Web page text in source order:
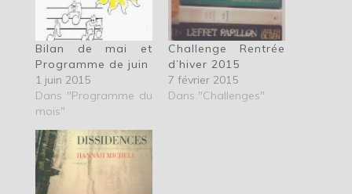
Bilan de mai et
Programme de juin
1 juin 2015
Dans "Programme du
mois"
Challenge Rentrée
d’hiver 2015
7 février 2015
Dans "Challenges"